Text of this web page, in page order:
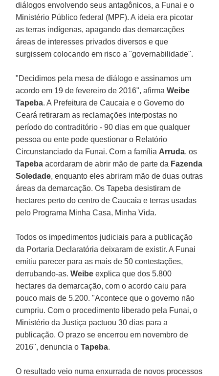
diálogos envolvendo seus antagônicos, a Funai e o
Ministério Público federal (MPF). A ideia era picotar
as terras indígenas, apagando das demarcações
áreas de interesses privados diversos e que
surgissem colocando em risco a "governabilidade".
"Decidimos pela mesa de diálogo e assinamos um
acordo em 19 de fevereiro de 2016", afirma Weibe
Tapeba. A Prefeitura de Caucaia e o Governo do
Ceará retiraram as reclamações interpostas no
período do contraditório - 90 dias em que qualquer
pessoa ou ente pode questionar o Relatório
Circunstanciado da Funai. Com a família Arruda, os
Tapeba acordaram de abrir mão de parte da Fazenda
Soledade, enquanto eles abriram mão de duas outras
áreas da demarcação. Os Tapeba desistiram de
hectares perto do centro de Caucaia e terras usadas
pelo Programa Minha Casa, Minha Vida.
Todos os impedimentos judiciais para a publicação
da Portaria Declaratória deixaram de existir. A Funai
emitiu parecer para as mais de 50 contestações,
derrubando-as.Weibe explica que dos 5.800
hectares da demarcação, com o acordo caiu para
pouco mais de 5.200. "Acontece que o governo não
cumpriu. Com o procedimento liberado pela Funai, o
Ministério da Justiça pactuou 30 dias para a
publicação. O prazo se encerrou em novembro de
2016", denuncia oTapeba.
O resultado veio numa enxurrada de novos processos